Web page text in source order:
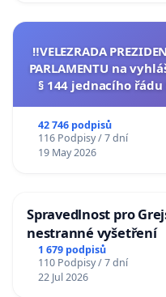
‼️VELEZRADA
PARLAMENTU na
§ 144 jednacího
42 746 podpisů
116 Podpisy / 7 dní
19 May 2026
Spravedlnost pro
nestranné vyšetření
1 679 podpisů
110 Podpisy / 7 dní
22 Jul 2026